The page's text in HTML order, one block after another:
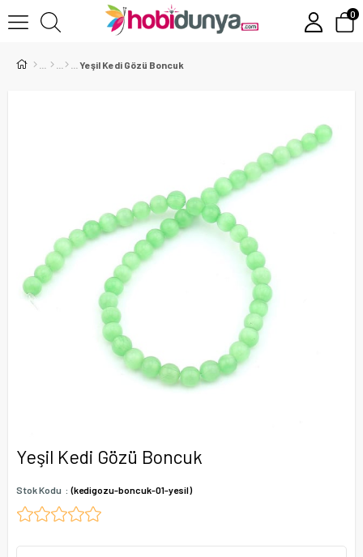
0
Yeşil Kedi Gözü Boncuk
Yeşil Kedi Gözü Boncuk
Stok Kodu (kedigozu-boncuk-01-yesil)